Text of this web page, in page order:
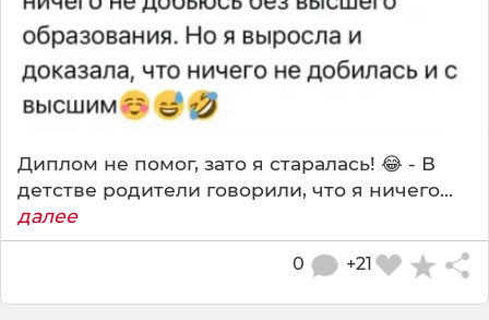
Диплом не помог, зато я старалась! 😂 - В
детстве родители говорили, что я ничего...
далее
+21
0